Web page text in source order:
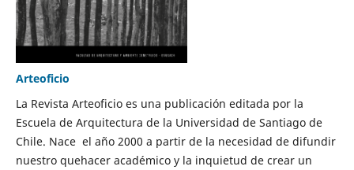
Arteoficio
La Revista Arteoficio es una publicación editada por la
Escuela de Arquitectura de la Universidad de Santiago de
Chile. Nace el año 2000 a partir de la necesidad de difundir
nuestro quehacer académico y la inquietud de crear un